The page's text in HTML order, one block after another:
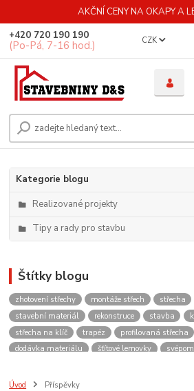
AKČNÍ CENY NA OKAPY A
CZK
+420 720 190 190
(Po-Pá, 7-16 hod.)
Kategorie blogu
Realizované projekty
Tipy a rady pro stavbu
Štítky blogu
zhotovení střechy montáže střech střecha
stavební materiál
rekonstruce stavba
střecha na klíč
trapéz profilovaná střecha
dodávka materiálu
šťítové lemovky
levně
lehká střecha
Úvod Příspěvky